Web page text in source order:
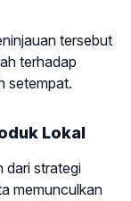
tersebut
terhadap
setempat.
Lokal
dari strategi
memunculkan